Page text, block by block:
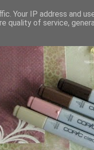
Your IP address and
quality of service,